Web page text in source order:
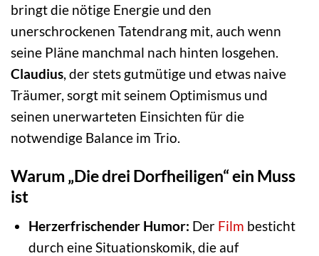
bringt die nötige Energie und den
unerschrockenen Tatendrang mit, auch wenn
seine Pläne manchmal nach hinten losgehen.
Claudius , der stets gutmütige und etwas naive
Träumer, sorgt mit seinem Optimismus und
seinen unerwarteten Einsichten für die
notwendige Balance im Trio.
Warum „Die drei Dorfheiligen“ ein Muss
ist
Herzerfrischender Humor: Der Film besticht
durch eine Situationskomik, die auf